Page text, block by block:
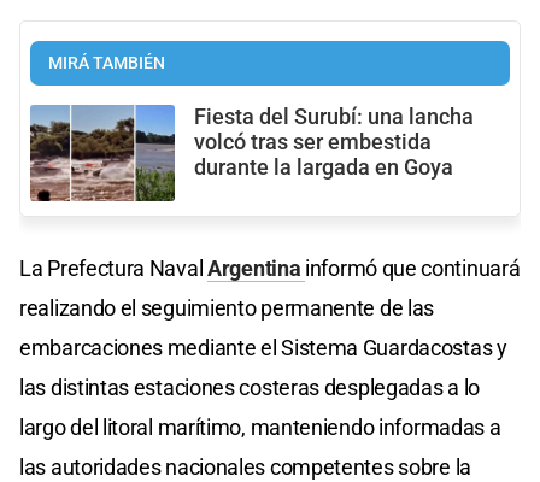
MIRÁ TAMBIÉN
Fiesta del Surubí: una lancha
volcó tras ser embestida
durante la largada en Goya
La Prefectura Naval Argentina informó que continuará
realizando el seguimiento permanente de las
embarcaciones mediante el Sistema Guardacostas y
las distintas estaciones costeras desplegadas a lo
largo del litoral marítimo, manteniendo informadas a
las autoridades nacionales competentes sobre la